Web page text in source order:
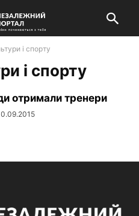
і спорту
і спорту
отримали тренери